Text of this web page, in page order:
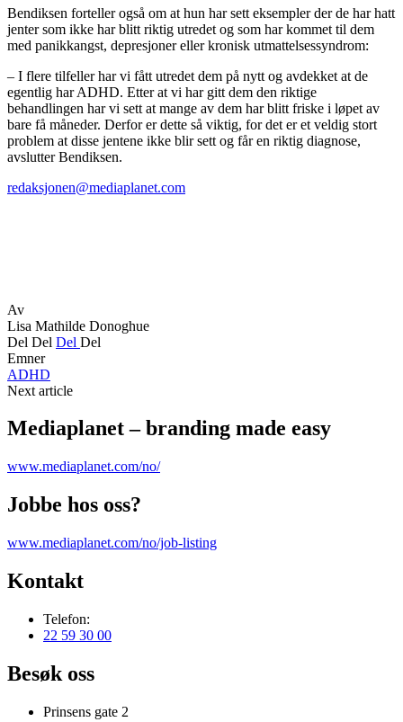
Bendiksen forteller også om at hun har sett eksempler der de har hatt
jenter som ikke har blitt riktig utredet og som har kommet til dem
med panikkangst, depresjoner eller kronisk utmattelsessyndrom:
– I flere tilfeller har vi fått utredet dem på nytt og avdekket at de
egentlig har ADHD. Etter at vi har gitt dem den riktige
behandlingen har vi sett at mange av dem har blitt friske i løpet av
bare få måneder. Derfor er dette så viktig, for det er et veldig stort
problem at disse jentene ikke blir sett og får en riktig diagnose,
avslutter Bendiksen.
redaksjonen@mediaplanet.com
Av
Lisa Mathilde Donoghue
Del Del Del Del
Emner
ADHD
Next article
Mediaplanet – branding made easy
www.mediaplanet.com/no/
Jobbe hos oss?
www.mediaplanet.com/no/job-listing
Kontakt
Telefon:
22 59 30 00
Besøk oss
Prinsens gate 2